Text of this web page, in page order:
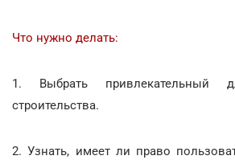
Что нужно делать:
1. Выбрать привлекательный
строительства.
2. Узнать, имеет ли право